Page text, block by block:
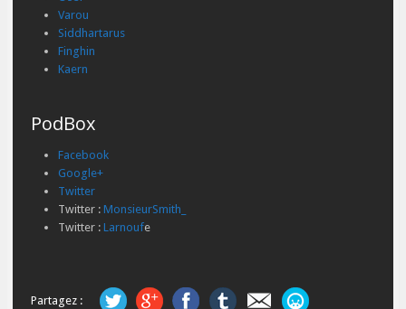
Varou
Siddhartarus
Finghin
Kaern
PodBox
Facebook
Google+
Twitter
Twitter : MonsieurSmith_
Twitter : Larnoufe
Partagez :